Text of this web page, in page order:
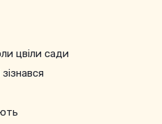
цвіли сади